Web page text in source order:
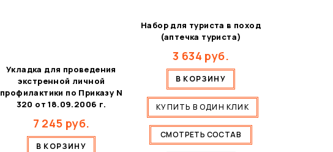
Укладка для проведения
экстренной личной
профилактики по Приказу N
320 от 18.09.2006 г.
7 245 руб.
В КОРЗИНУ
Набор для туриста в поход
(аптечка туриста)
3 634 руб.
В КОРЗИНУ
КУПИТЬ В ОДИН КЛИК
СМОТРЕТЬ СОСТАВ